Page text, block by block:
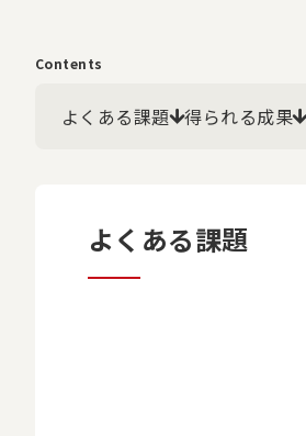
Contents
よくある課題 得られる成果
よくある課題